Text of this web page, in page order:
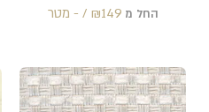
החל מ ₪149 /‏‏‎ ‎- מטר